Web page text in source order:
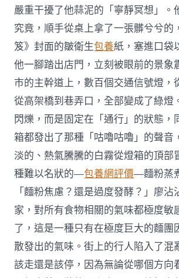
嚴重干擾了他蒜泥的「寧靜冥想」。
究竟，順手從桌上拿了一張髒兮兮的
笈》封面的皺衛生包養紙，塞進口袋
他一腳踏出店門，立刻被眼前的景象
市的主幹道上，數百個交通信號燈，
從高架橋到巷弄口，全部變成了綠燈
閃爍，而是固定在「通行」的狀態，
箱都發出了那種「咕嚕咕嚕」的聲音
淡的、熱氣騰騰的白霧從燈箱的頂部
種難以名狀的—包養網評價—麵粉蒸
「麵粉焦慮？還是過度發酵？」廖沾
家，對所有食物相關的氣味都極度敏
了，這是一種只有在極度巨大的麵團
散發出的氣味。街上的行人陷入了混
該走還是該停，因為無論從哪個方向